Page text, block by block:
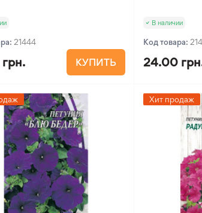
21444
КУПИТЬ
В наличии
Код товара:
24.00
Хит продаж